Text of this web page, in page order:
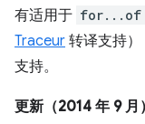
有适用于 for...of
Traceur 转译支持）
支持。
更新（2014 年 9 月）